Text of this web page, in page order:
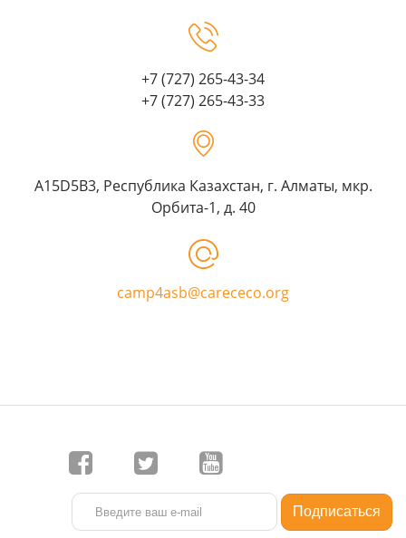
+7 (727) 265-43-34
+7 (727) 265-43-33
A15D5B3, Республика Казахстан, г. Алматы, мкр.
Орбита-1, д. 40
camp4asb@carececo.org